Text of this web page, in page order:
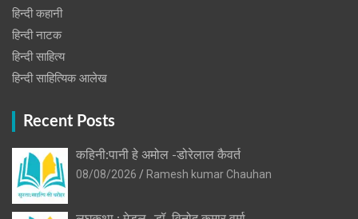
हिन्दी कहानी
हिन्‍दी नाटक
हिन्दी साहित्य
हिन्दी साहित्यिक आलेख
Recent Posts
कहिनी:पानी हे अमोल -डोरेलाल कैवर्त
08/08/2026
Ramesh kumar Chauhan